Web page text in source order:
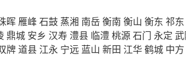
晖 雁峰 石鼓 蒸湘 南岳衡南 衡山 衡东 祁东
鼎城 安乡 汉寿 澧县 临澧桃源石门 永定
牌道县 江永 宁远 蓝山 新田 江华鹤城 中方